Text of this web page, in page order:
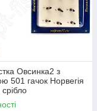
Овсинка2 з
501 гачок Норвегія